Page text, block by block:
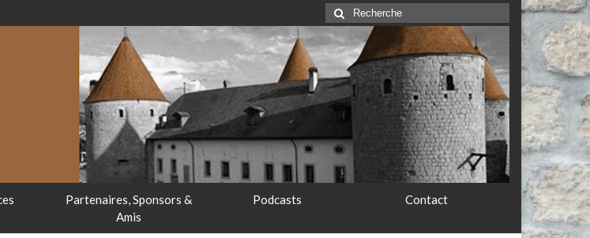
Rechercher
:
Partenaires, Sponsors &
Amis
Podcasts Contact